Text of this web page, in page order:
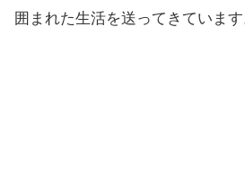
囲まれた生活を送ってきています